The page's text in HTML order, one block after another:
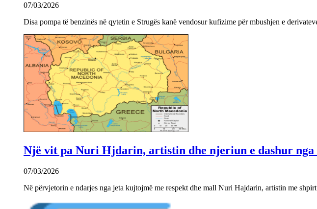
07/03/2026
Disa pompa të benzinës në qytetin e Strugës kanë vendosur kufizime për mbushjen e
Një vit pa Nuri Hjdarin, artistin dhe njeriun e dashur nga
07/03/2026
Në përvjetorin e ndarjes nga jeta kujtojmë me respekt dhe mall Nuri Hajdarin, artistin me